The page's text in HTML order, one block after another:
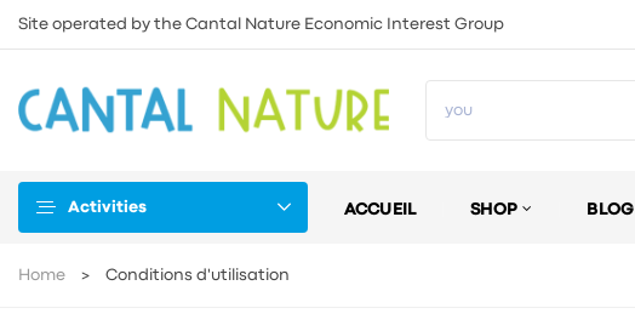
Site operated by the Cantal Nature Economic Interest Group
Activities ACCUEIL SHOP BLOG
Home Conditions d'utilisation